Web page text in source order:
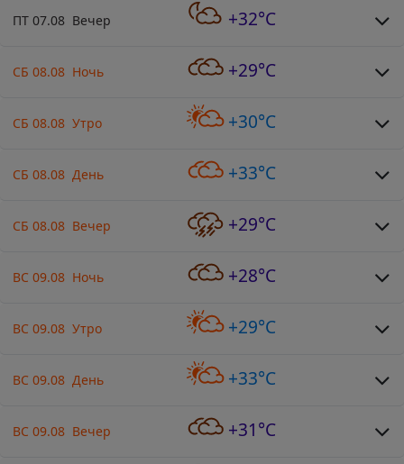
ПТ 07.08 Вечер +32°C
СБ 08.08 Ночь +29°C
СБ 08.08 Утро +30°C
СБ 08.08 День +33°C
СБ 08.08 Вечер +29°C
ВС 09.08 Ночь +28°C
ВС 09.08 Утро +29°C
ВС 09.08 День +33°C
ВС 09.08 Вечер +31°C